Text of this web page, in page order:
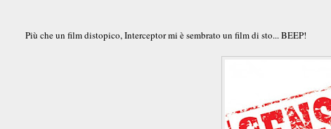
Più che un film distopico, Interceptor mi è sembrato un film di sto... BEEP!